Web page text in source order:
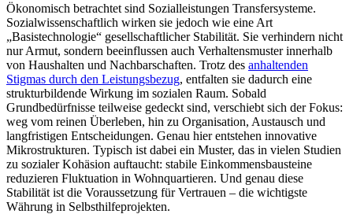
Ökonomisch betrachtet sind Sozialleistungen Transfersysteme.
Sozialwissenschaftlich wirken sie jedoch wie eine Art
„Basistechnologie“ gesellschaftlicher Stabilität. Sie verhindern nicht
nur Armut, sondern beeinflussen auch Verhaltensmuster innerhalb
von Haushalten und Nachbarschaften. Trotz des anhaltenden
Stigmas durch den Leistungsbezug, entfalten sie dadurch eine
strukturbildende Wirkung im sozialen Raum. Sobald
Grundbedürfnisse teilweise gedeckt sind, verschiebt sich der Fokus:
weg vom reinen Überleben, hin zu Organisation, Austausch und
langfristigen Entscheidungen. Genau hier entstehen innovative
Mikrostrukturen. Typisch ist dabei ein Muster, das in vielen Studien
zu sozialer Kohäsion auftaucht: stabile Einkommensbausteine
reduzieren Fluktuation in Wohnquartieren. Und genau diese
Stabilität ist die Voraussetzung für Vertrauen – die wichtigste
Währung in Selbsthilfeprojekten.